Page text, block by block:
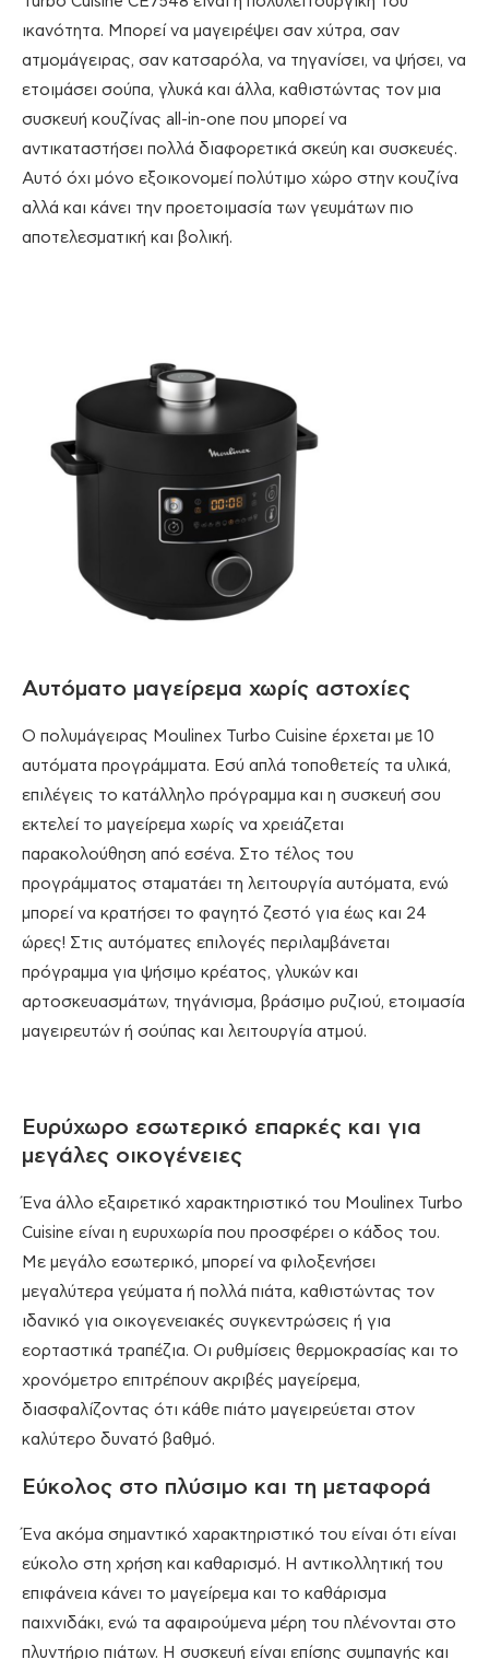
ικανότητα. Μπορεί να μαγειρέψει σαν χύτρα, σαν
ατμομάγειρας, σαν κατσαρόλα, να τηγανίσει, να ψήσει, να
ετοιμάσει σούπα, γλυκά και άλλα, καθιστώντας τον μια
συσκευή κουζίνας all-in-one που μπορεί να
αντικαταστήσει πολλά διαφορετικά σκεύη και συσκευές.
Αυτό όχι μόνο εξοικονομεί πολύτιμο χώρο στην κουζίνα
αλλά και κάνει την προετοιμασία των γευμάτων πιο
αποτελεσματική και βολική.
Αυτόματο μαγείρεμα χωρίς αστοχίες
O πολυμάγειρας Moulinex Turbo Cuisine έρχεται με 10
αυτόματα προγράμματα. Εσύ απλά τοποθετείς τα υλικά,
επιλέγεις το κατάλληλο πρόγραμμα και η συσκευή σου
εκτελεί το μαγείρεμα χωρίς να χρειάζεται
παρακολούθηση από εσένα. Στο τέλος του
προγράμματος σταματάει τη λειτουργία αυτόματα, ενώ
μπορεί να κρατήσει το φαγητό ζεστό για έως και 24
ώρες! Στις αυτόματες επιλογές περιλαμβάνεται
πρόγραμμα για ψήσιμο κρέατος, γλυκών και
αρτοσκευασμάτων, τηγάνισμα, βράσιμο ρυζιού, ετοιμασία
μαγειρευτών ή σούπας και λειτουργία ατμού.
Ευρύχωρο εσωτερικό επαρκές και για
μεγάλες οικογένειες
Ένα άλλο εξαιρετικό χαρακτηριστικό του Moulinex Turbo
Cuisine είναι η ευρυχωρία που προσφέρει ο κάδος του.
Με μεγάλο εσωτερικό, μπορεί να φιλοξενήσει
μεγαλύτερα γεύματα ή πολλά πιάτα, καθιστώντας τον
ιδανικό για οικογενειακές συγκεντρώσεις ή για
εορταστικά τραπέζια. Οι ρυθμίσεις θερμοκρασίας και το
χρονόμετρο επιτρέπουν ακριβές μαγείρεμα,
διασφαλίζοντας ότι κάθε πιάτο μαγειρεύεται στον
καλύτερο δυνατό βαθμό.
Εύκολος στο πλύσιμο και τη μεταφορά
Ένα ακόμα σημαντικό χαρακτηριστικό του είναι ότι είναι
εύκολο στη χρήση και καθαρισμό. Η αντικολλητική του
επιφάνεια κάνει το μαγείρεμα και το καθάρισμα
παιχνιδάκι, ενώ τα αφαιρούμενα μέρη του πλένονται στο
πλυντήριο πιάτων. Η συσκευή είναι επίσης συμπαγής και